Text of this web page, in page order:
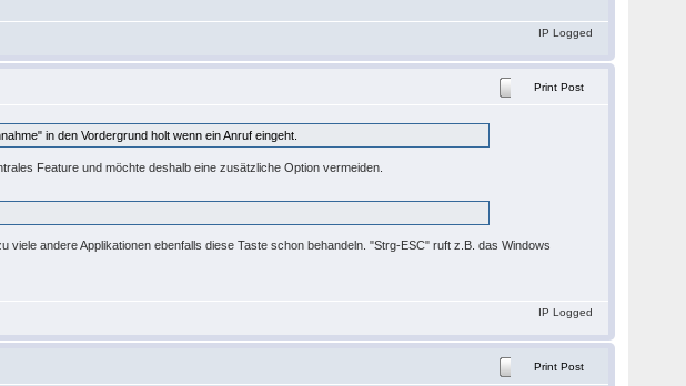
IP Logged
Print Post
in den Vordergrund holt wenn ein Anruf eingeht.
Feature und möchte deshalb eine zusätzliche Option vermeiden.
andere Applikationen ebenfalls diese Taste schon behandeln. "Strg-ESC" ruft z.B. das Windows
IP Logged
Print Post